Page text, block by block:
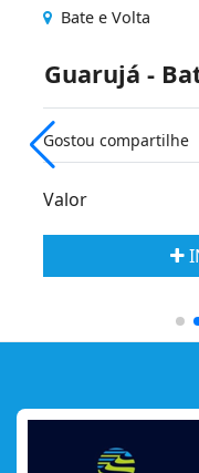
Bate e Volta
Guarujá -
Gostou compartilhe
Valor